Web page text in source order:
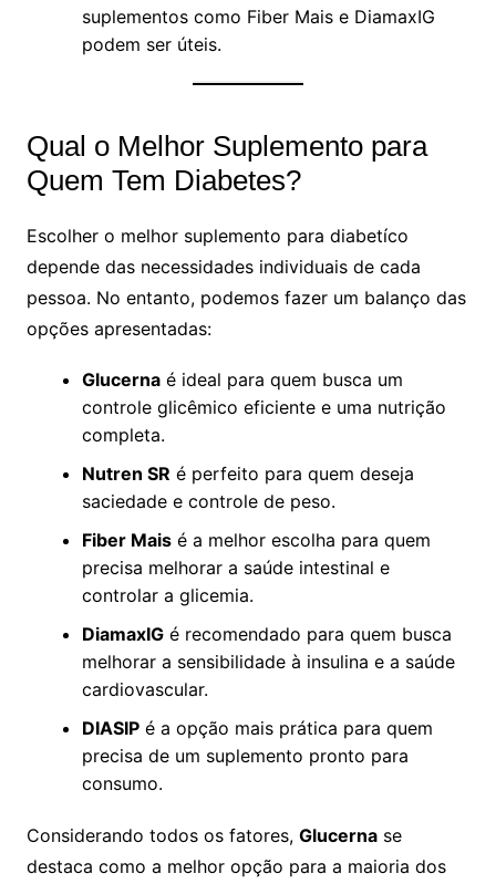
suplementos como Fiber Mais e DiamaxIG
podem ser úteis.
Qual o Melhor Suplemento para
Quem Tem Diabetes?
Escolher o melhor suplemento para diabetíco
depende das necessidades individuais de cada
pessoa. No entanto, podemos fazer um balanço das
opções apresentadas:
Glucernaé ideal para quem busca um
controle glicêmico eficiente e uma nutrição
completa.
Nutren SR é perfeito para quem deseja
saciedade e controle de peso.
Fiber Maisé a melhor escolha para quem
precisa melhorar a saúde intestinal e
controlar a glicemia.
DiamaxIGé recomendado para quem busca
melhorar a sensibilidade à insulina e a saúde
cardiovascular.
DIASIPé a opção mais prática para quem
precisa de um suplemento pronto para
consumo.
Considerando todos os fatores, Glucernase
destaca como a melhor opção para a maioria dos